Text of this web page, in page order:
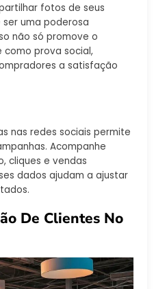
fotos de seus
uma poderosa
não só promove o
prova social,
a satisfação
nas redes sociais permite
Acompanhe
cliques e vendas
dados ajudam a ajustar
De Clientes No